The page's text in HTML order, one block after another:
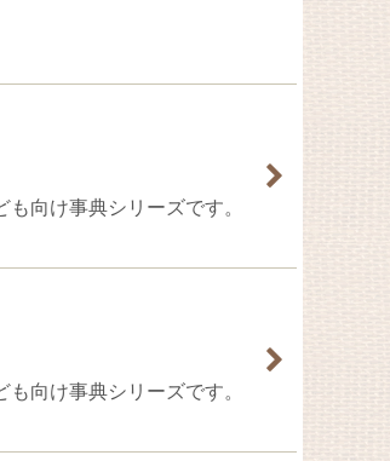
向け事典シリーズです。
向け事典シリーズです。